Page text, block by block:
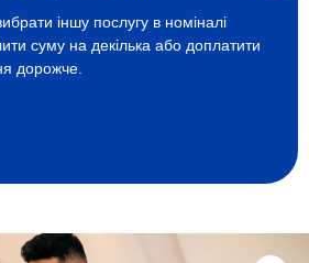
іншу послугу в номіналі
суму на декілька або доплатити
дорожче.